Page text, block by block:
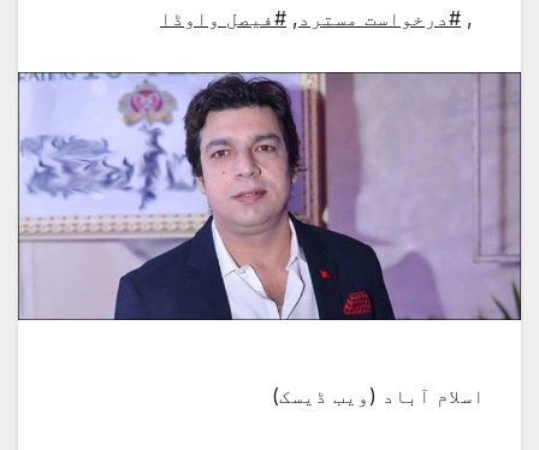
, #درخواست مسترد, #فیصل واوڈا
اسلام آباد (ویب ڈیسک)